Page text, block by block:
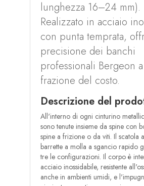
lunghezza 16–24 mm).
Realizzato in acciaio
con punta temprata,
precisione dei banchi
professionali Bergeon
frazione del costo.
Descrizione del
All'interno di ogni cinturino
sono tenute insieme da spine con
spine a frizione o da viti. Il scatola
barrette a molla a sgancio rapido
tre le configurazioni. Il corpo è
acciaio inossidabile, resistente
anche in ambienti umidi, e